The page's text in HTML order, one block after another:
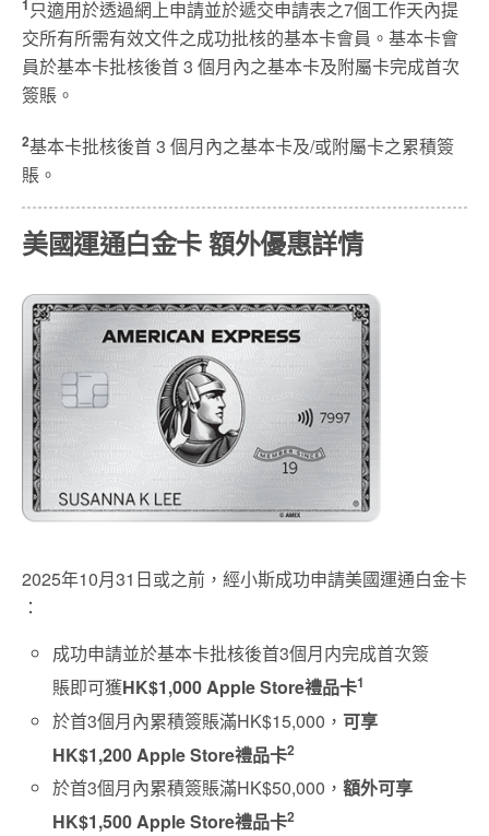
1 只適用於透過網上申請並於遞交申請表之7個工作天內提
交所有所需有效文件之成功批核的基本卡會員。基本卡會
員於基本卡批核後首 3 個月內之基本卡及附屬卡完成首次
簽賬。
2基本卡批核後首 3 個月內之基本卡及/或附屬卡之累積簽
賬。
美國運通白金卡額外優惠詳情
2025年10月31日或之前，經小斯成功申請美國運通白金卡
：
成功申請並於基本卡批核後首3個月内完成首次簽
賬即可獲HK$1,000 Apple Store禮品卡1
於首3個月內累積簽賬滿HK$15,000， 可享
HK$1,200 Apple Store禮品卡2
於首3個月內累積簽賬滿HK$50,000，額外可享
HK$1,500 Apple Store禮品卡2